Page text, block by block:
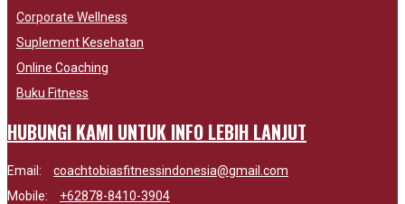
Corporate Wellness
Suplement Kesehatan
Online Coaching
Buku Fitness
HUBUNGI KAMI UNTUK INFO LEBIH LANJUT
Email:
coachtobiasfitnessindonesia@gmail.com
Mobile:
+62878-8410-3904